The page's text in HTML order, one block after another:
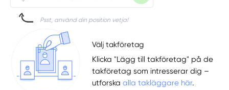
Psst, använd din position vetja!
Välj takföretag
Klicka "Lägg till takföretag" på de
takföretag som intresserar dig –
utforskaalla takläggare här.